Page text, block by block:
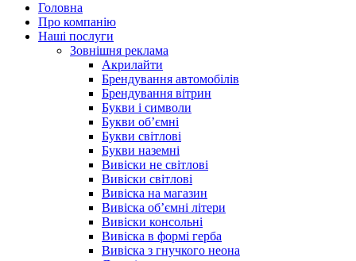
Головна
Про компанію
Наші послуги
Зовнішня реклама
Акрилайти
Брендування автомобілів
Брендування вітрин
Букви і символи
Букви об’ємні
Букви світлові
Букви наземні
Вивіски не світлові
Вивіски світлові
Вивіска на магазин
Вивіска об’ємні літери
Вивіски консольні
Вивіска в формі герба
Вивіска з гнучкого неона